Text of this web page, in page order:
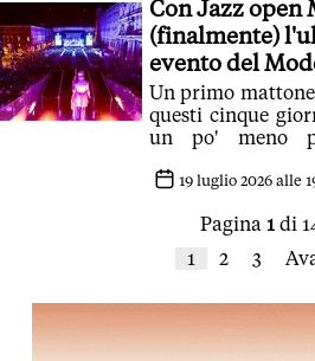
Con Jazz
(finalmente)
evento del
Un primo mattone
questi cinque
un po' meno
19 luglio 2026 alle
Pagina 1 di
1
2 3